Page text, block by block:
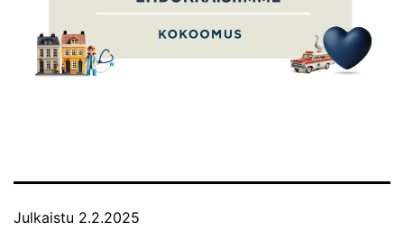
Julkaistu 2.2.2025